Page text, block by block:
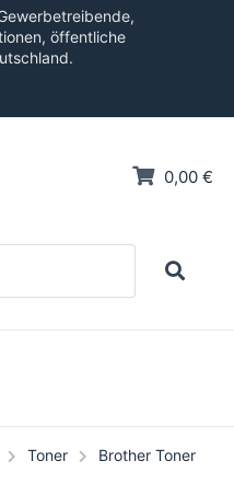
öffentliche
0,00 €
Toner Brother Toner